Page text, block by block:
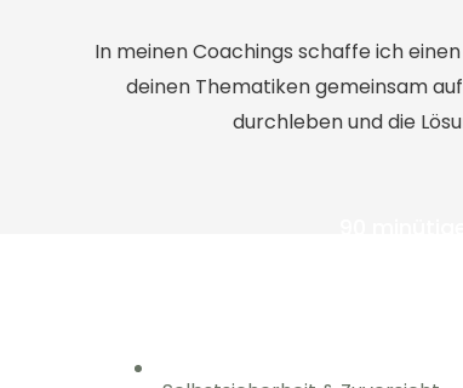
In meinen Coachings schaffe ich
deinen Thematiken gemeinsam
durchleben und die